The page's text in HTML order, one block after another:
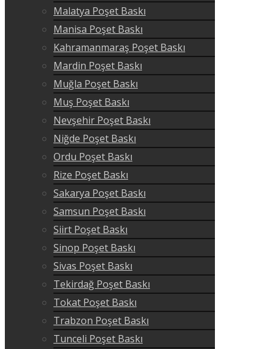
Malatya Poşet Baskı
Manisa Poşet Baskı
Kahramanmaraş Poşet Baskı
Mardin Poşet Baskı
Muğla Poşet Baskı
Muş Poşet Baskı
Nevşehir Poşet Baskı
Niğde Poşet Baskı
Ordu Poşet Baskı
Rize Poşet Baskı
Sakarya Poşet Baskı
Samsun Poşet Baskı
Siirt Poşet Baskı
Sinop Poşet Baskı
Sivas Poşet Baskı
Tekirdağ Poşet Baskı
Tokat Poşet Baskı
Trabzon Poşet Baskı
Tunceli Poşet Baskı